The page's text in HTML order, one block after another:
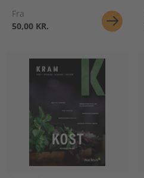
Fra
50,00 KR.